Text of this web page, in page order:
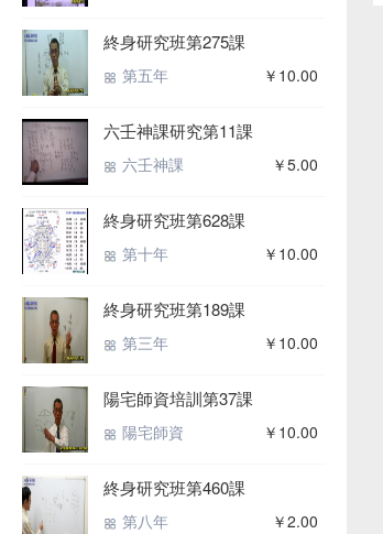
終身研究班第275課
第五年 ￥10.00
六壬神課研究第11課
六壬神課 ￥5.00
終身研究班第628課
第十年 ￥10.00
終身研究班第189課
第三年 ￥10.00
陽宅師資培訓第37課
陽宅師資 ￥10.00
終身研究班第460課
第八年 ￥2.00